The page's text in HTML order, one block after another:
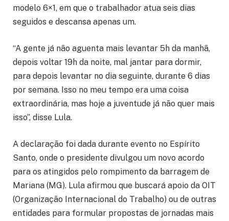
modelo 6×1, em que o trabalhador atua seis dias
seguidos e descansa apenas um.
“A gente já não aguenta mais levantar 5h da manhã,
depois voltar 19h da noite, mal jantar para dormir,
para depois levantar no dia seguinte, durante 6 dias
por semana. Isso no meu tempo era uma coisa
extraordinária, mas hoje a juventude já não quer mais
isso”, disse Lula.
A declaração foi dada durante evento no Espírito
Santo, onde o presidente divulgou um novo acordo
para os atingidos pelo rompimento da barragem de
Mariana (MG). Lula afirmou que buscará apoio da OIT
(Organização Internacional do Trabalho) ou de outras
entidades para formular propostas de jornadas mais